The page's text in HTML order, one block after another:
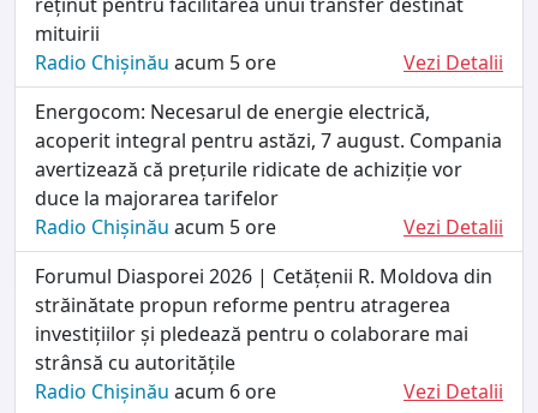
mituirii
Radio Chișinău acum 5 ore
Vezi Detalii
Energocom: Necesarul de energie electrică,
acoperit integral pentru astăzi, 7 august. Compania
avertizează că prețurile ridicate de achiziție vor
duce la majorarea tarifelor
Radio Chișinău acum 5 ore
Vezi Detalii
Forumul Diasporei 2026 | Cetățenii R. Moldova din
străinătate propun reforme pentru atragerea
investițiilor și pledează pentru o colaborare mai
strânsă cu autoritățile
Radio Chișinău acum 6 ore Vezi Detalii